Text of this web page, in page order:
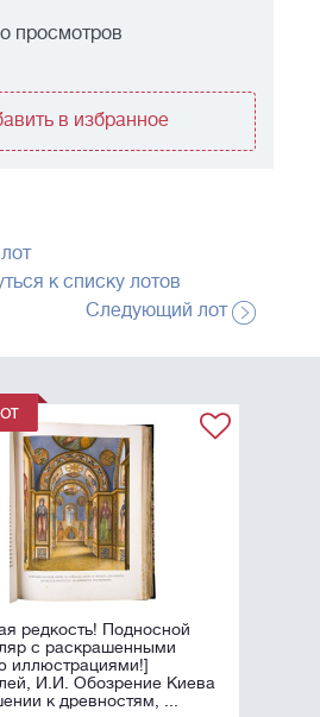
просмотров
в избранное
к списку лотов
Следующий лот
Подносной
с раскрашенными
И.И. Обозрение Киева
к древностям, ...